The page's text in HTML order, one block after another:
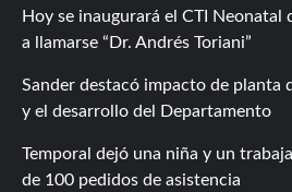
Hoy se inaugurará el CTI Neonatal
a llamarse “Dr. Andrés Toriani”
Sander destacó impacto de planta
y el desarrollo del Departamento
Temporal dejó una niña y un
de 100 pedidos de asistencia